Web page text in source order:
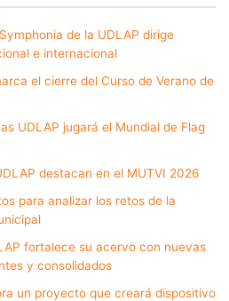
de la UDLAP dirige
e internacional
el cierre del Curso de Verano de
UDLAP jugará el Mundial de Flag
destacan en el MUTVI 2026
para analizar los retos de la
fortalece su acervo con nuevas
y consolidados
un proyecto que creará dispositivo